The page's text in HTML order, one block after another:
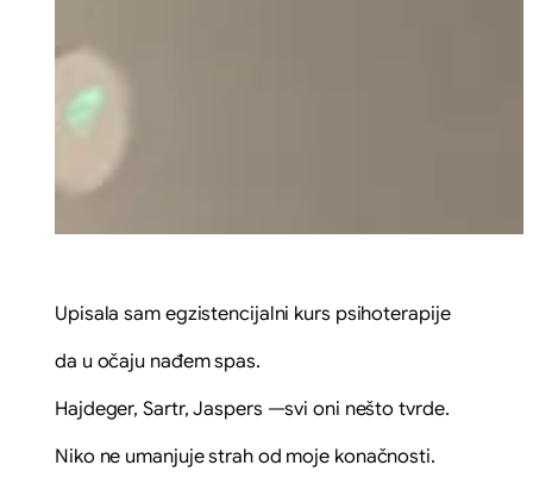
Upisala sam egzistencijalni kurs psihoterapije
da u očaju nađem spas.
Hajdeger, Sartr, Jaspers —svi oni nešto tvrde.
Niko ne umanjuje strah od moje konačnosti.